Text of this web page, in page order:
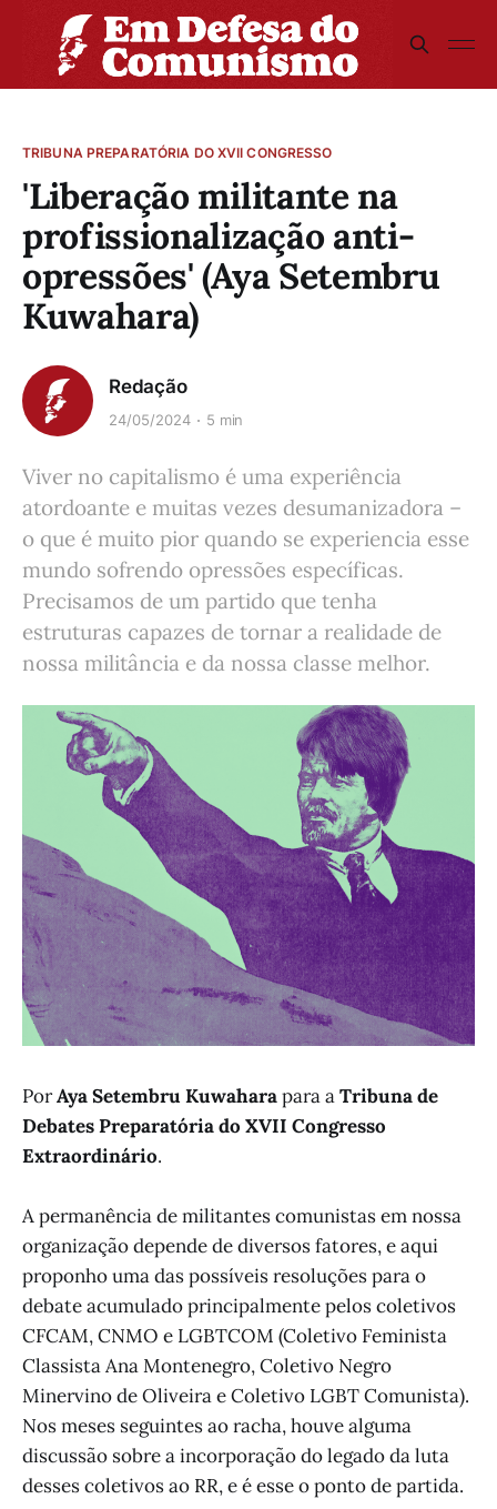
TRIBUNA PREPARATÓRIA DO XVII CONGRESSO
'Liberação militante na
profissionalização anti-
opressões' (Aya Setembru
Kuwahara)
Redação
24/05/2024 5 min
Viver no capitalismo é uma experiência
atordoante e muitas vezes desumanizadora –
o que é muito pior quando se experiencia esse
mundo sofrendo opressões específicas.
Precisamos de um partido que tenha
estruturas capazes de tornar a realidade de
nossa militância e da nossa classe melhor.
PorAya Setembru Kuwaharapara aTribuna de
Debates Preparatória do XVII Congresso
Extraordinário.
A permanência de militantes comunistas em nossa
organização depende de diversos fatores, e aqui
proponho uma das possíveis resoluções para o
debate acumulado principalmente pelos coletivos
CFCAM, CNMO e LGBTCOM (Coletivo Feminista
Classista Ana Montenegro, Coletivo Negro
Minervino de Oliveira e Coletivo LGBT Comunista).
Nos meses seguintes ao racha, houve alguma
discussão sobre a incorporação do legado da luta
desses coletivos ao RR, e é esse o ponto de partida.